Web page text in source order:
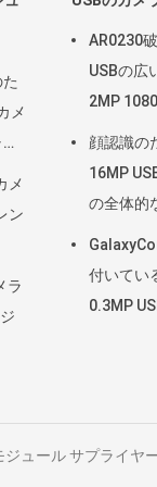
メ
メ
ン
ラ
AR0230
USBの広
2MP
顔認識の
16MP
の全体的
付いてい
0.3MP
ジュール サプライ